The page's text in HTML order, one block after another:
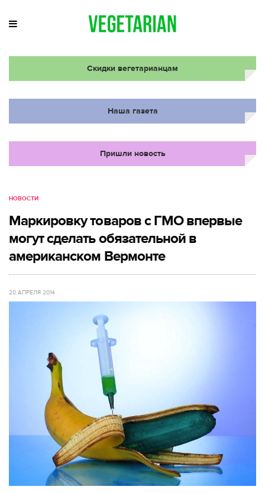
Скидки вегетарианцам
Наша газета
Пришли новость
НОВОСТИ
Маркировку товаров с ГМО впервые
могут сделать обязательной в
американском Вермонте
20 АПРЕЛЯ 2014